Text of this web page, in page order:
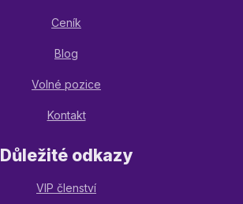
Ceník
Blog
Volné pozice
Kontakt
Důležité odkazy
VIP členství